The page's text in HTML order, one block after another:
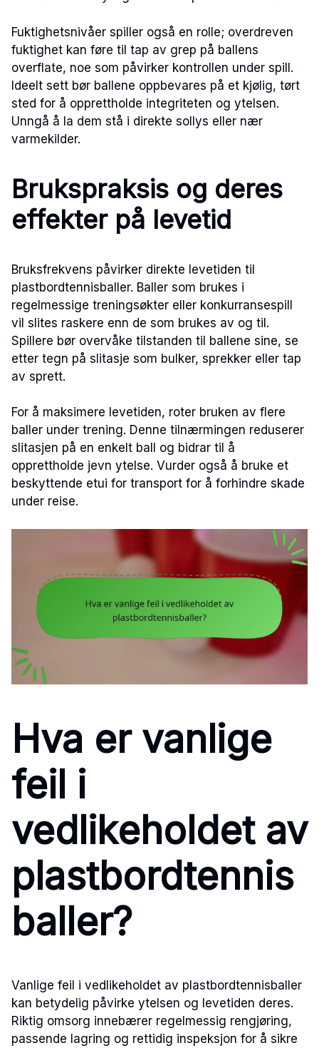
Fuktighetsnivåer spiller også en rolle; overdreven
fuktighet kan føre til tap av grep på ballens
overflate, noe som påvirker kontrollen under spill.
Ideelt sett bør ballene oppbevares på et kjølig, tørt
sted for å opprettholde integriteten og ytelsen.
Unngå å la dem stå i direkte sollys eller nær
varmekilder.
Brukspraksis og deres
effekter på levetid
Bruksfrekvens påvirker direkte levetiden til
plastbordtennisballer. Baller som brukes i
regelmessige treningsøkter eller konkurransespill
vil slites raskere enn de som brukes av og til.
Spillere bør overvåke tilstanden til ballene sine, se
etter tegn på slitasje som bulker, sprekker eller tap
av sprett.
For å maksimere levetiden, roter bruken av flere
baller under trening. Denne tilnærmingen reduserer
slitasjen på en enkelt ball og bidrar til å
opprettholde jevn ytelse. Vurder også å bruke et
beskyttende etui for transport for å forhindre skade
under reise.
Hva er vanlige
feil i
vedlikeholdet av
plastbordtennis
baller?
Vanlige feil i vedlikeholdet av plastbordtennisballer
kan betydelig påvirke ytelsen og levetiden deres.
Riktig omsorg innebærer regelmessig rengjøring,
passende lagring og rettidig inspeksjon for å sikre